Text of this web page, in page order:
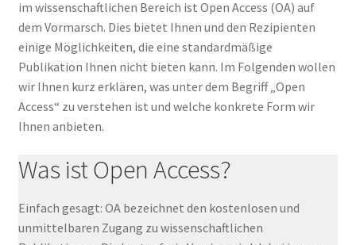
Über uns
Service & Vertrieb
Manuskripte einreichen
öffnen
Belletristik & Sachliteratur
Fachliteratur
Begutachtungsverfahren & Peer Review
im wissenschaftlichen Bereich ist Open Access (OA) auf
dem Vormarsch. Dies bietet Ihnen und den Rezipienten
einige Möglichkeiten, die eine standardmäßige
Publikation Ihnen nicht bieten kann. Im Folgenden wollen
wir Ihnen kurz erklären, was unter dem Begriff „Open
Access“ zu verstehen ist und welche konkrete Form wir
Ihnen anbieten.
Was ist Open Access?
Einfach gesagt: OA bezeichnet den kostenlosen und
unmittelbaren Zugang zu wissenschaftlichen